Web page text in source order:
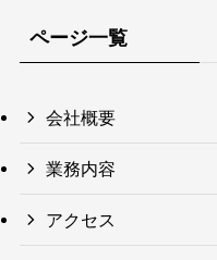
ページ一覧
会社概要
業務内容
アクセス